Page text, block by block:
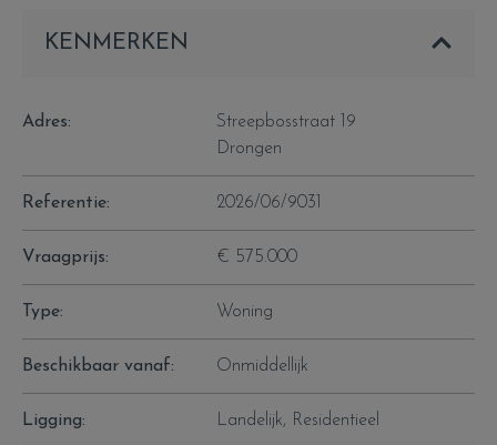
en veranda waar het ook op regenachtige dagen gezellig
kleine berging voorzien en kan je rechtstreeks naar de
inpandige garage gaan die over de hele lengte van het huis
loopt. Van hieruit kan je ook rechtstreeks de tuin in wat een
badkamer omvat een tweede toilet, een douche, een ligbad,
en afsluitbaar met een ijzeren hek voor wie van veiligheid en
Richtprijs 575.000 euro
Voor meer info of een afspraak, contacteer Benedicte: via
KENMERKEN
Adres:
Streepbosstraat 19
Drongen
Referentie: 2026/06/9031
Vraagprijs: € 575.000
Type: Woning
Beschikbaar vanaf: Onmiddellijk
Ligging: Landelijk, Residentieel